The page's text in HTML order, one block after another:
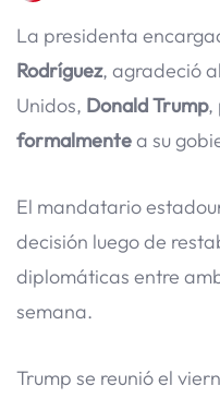
La presidenta
Rodríguez, agradeció
Unidos, Donald Trump,
formalmentea su
El mandatario
decisión luego de
diplomáticas entre
semana.
Trump se reunió el